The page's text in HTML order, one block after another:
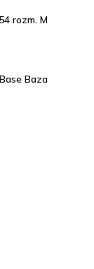
rozm. M
Baza